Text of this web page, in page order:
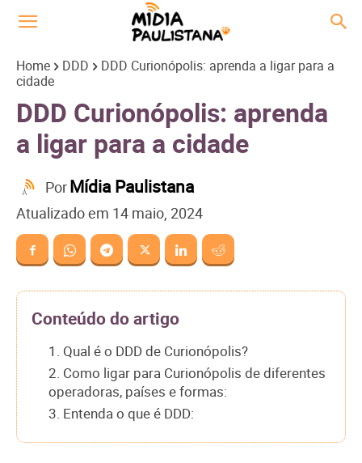
Home DDD
DDD Curionópolis: aprenda a ligar para a
cidade
DDD Curionópolis: aprenda
a ligar para a cidade
PorMídia Paulistana
Atualizado em 14 maio, 2024
Conteúdo do artigo
1. Qual é o DDD de Curionópolis?
2. Como ligar para Curionópolis de diferentes
operadoras, países e formas:
3. Entenda o que é DDD: